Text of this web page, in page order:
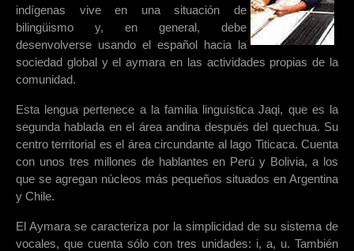
indígenas vive en una situación de
bilingüismo y, en general, debe
desenvolverse usando el español hacia la
sociedad global y el aymara en las actividades propias de la
comunidad.
Esta lengua pertenece a la familia linguística Jaqi, que es la
segunda hablada en el área andina después del quechua. Su
centro territorial es el área circundante al lago Titicaca. Cuenta
con unos tres millones de hablantes en Perú y Bolivia, a los
que se agregan núcleos más pequeños situados en Argentina
y Chile.
El Aymara se caracteriza por la simplicidad de su sistema de
vocales, que cuenta sólo con tres unidades: i, a, u. También